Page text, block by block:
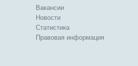
Вакансии
Новости
Статистика
Правовая информация